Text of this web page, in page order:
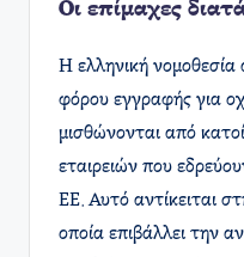
Οι επίμαχες
Η ελληνική νομοθεσία
φόρου εγγραφής για
μισθώνονται από
εταιρειών που
ΕΕ. Αυτό αντίκειται
οποία επιβάλλει την